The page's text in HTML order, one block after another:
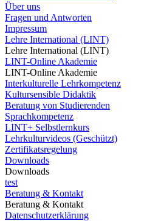
Über uns
Fragen und Antworten
Impressum
Lehre International (LINT)
Lehre International (LINT)
LINT-Online Akademie
LINT-Online Akademie
Interkulturelle Lehrkompetenz
Kultursensible Didaktik
Beratung von Studierenden
Sprachkompetenz
LINT+ Selbstlernkurs
Lehrkulturvideos (Geschützt)
Zertifikatsregelung
Downloads
Downloads
test
Beratung & Kontakt
Beratung & Kontakt
Datenschutzerklärung